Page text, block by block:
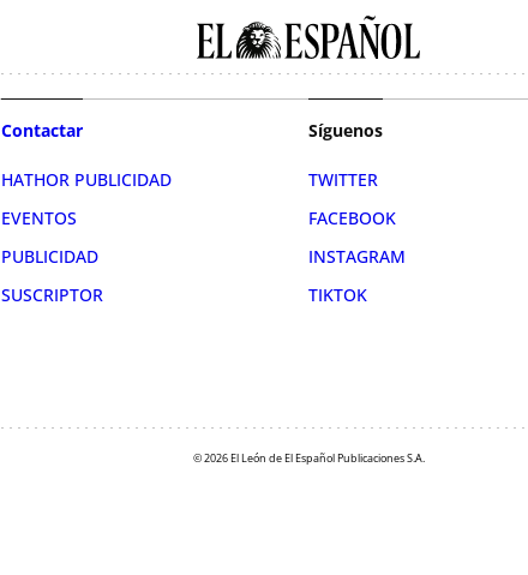
Contactar
HATHOR PUBLICIDAD
EVENTOS
PUBLICIDAD
SUSCRIPTOR
Síguenos
TWITTER
FACEBOOK
INSTAGRAM
TIKTOK
© 2026 El León de El Español Publicaciones S.A.